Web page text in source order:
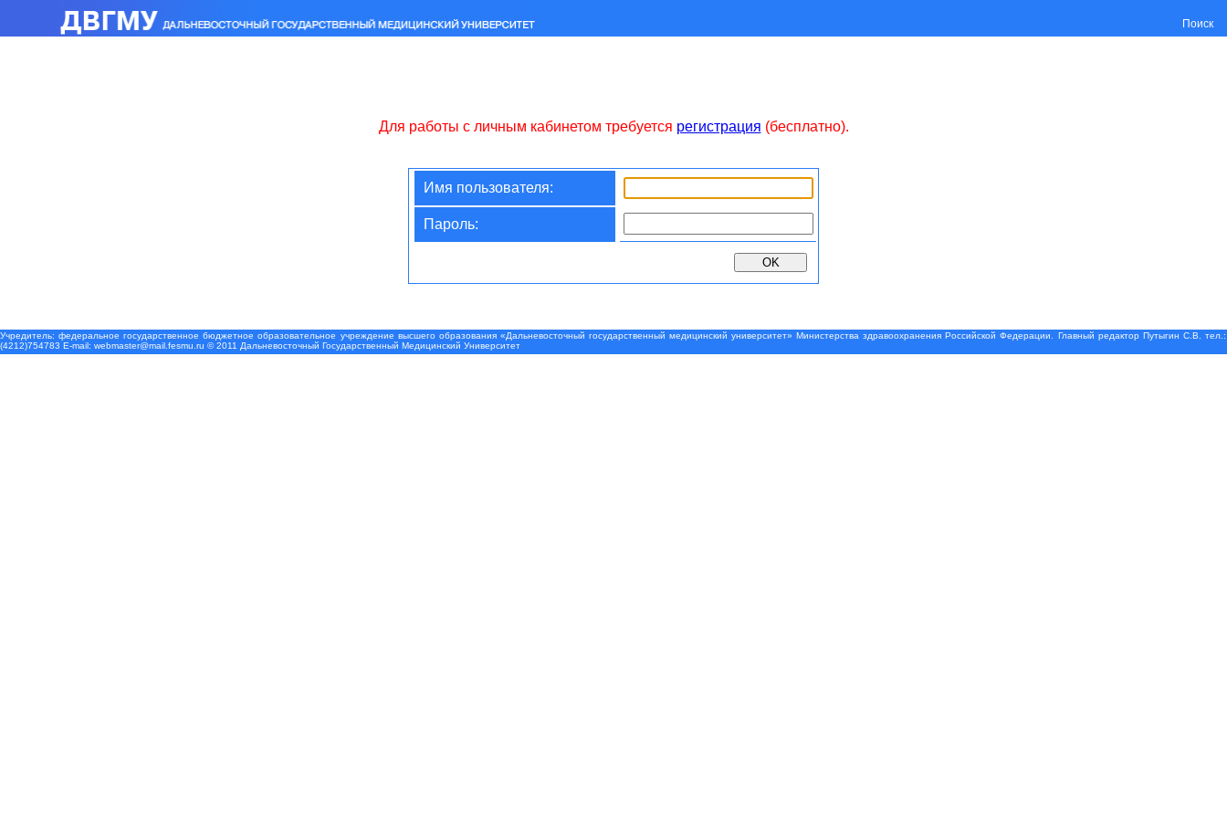
Поиск
Для работы с личным кабинетом требуется регистрация (бесплатно).
Имя пользователя:
Пароль:
Учредитель: федеральное государственное бюджетное образовательное учреждение высшего образования «Дальневосточный государственный медицинский университет» Министерства здравоохранения Российской Федерации. Главный редактор Путыгин С.В. тел.:
(4212)754783 Е-mail: webmaster@mail.fesmu.ru © 2011 Дальневосточный Государственный Медицинский Университет